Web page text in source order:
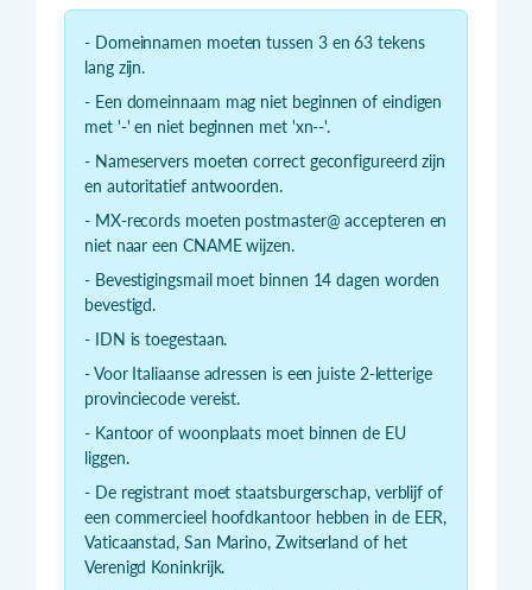
- Domeinnamen moeten tussen 3 en 63 tekens
lang zijn.
- Een domeinnaam mag niet beginnen of eindigen
met '-' en niet beginnen met 'xn--'.
- Nameservers moeten correct geconfigureerd zijn
en autoritatief antwoorden.
- MX-records moeten postmaster@ accepteren en
niet naar een CNAME wijzen.
- Bevestigingsmail moet binnen 14 dagen worden
bevestigd.
- IDN is toegestaan.
- Voor Italiaanse adressen is een juiste 2-letterige
provinciecode vereist.
- Kantoor of woonplaats moet binnen de EU
liggen.
- De registrant moet staatsburgerschap, verblijf of
een commercieel hoofdkantoor hebben in de EER,
Vaticaanstad, San Marino, Zwitserland of het
Verenigd Koninkrijk.